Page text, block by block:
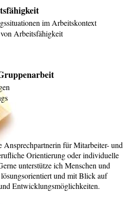
im Arbeitskontext
Arbeitsfähigkeit
Ansprechpartnerin für Mitarbeiter- und
Orientierung oder individuelle
unterstütze ich Menschen und
und mit Blick auf
Entwicklungsmöglichkeiten.